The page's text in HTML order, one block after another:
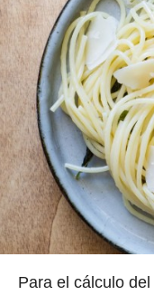
Para el cálculo del